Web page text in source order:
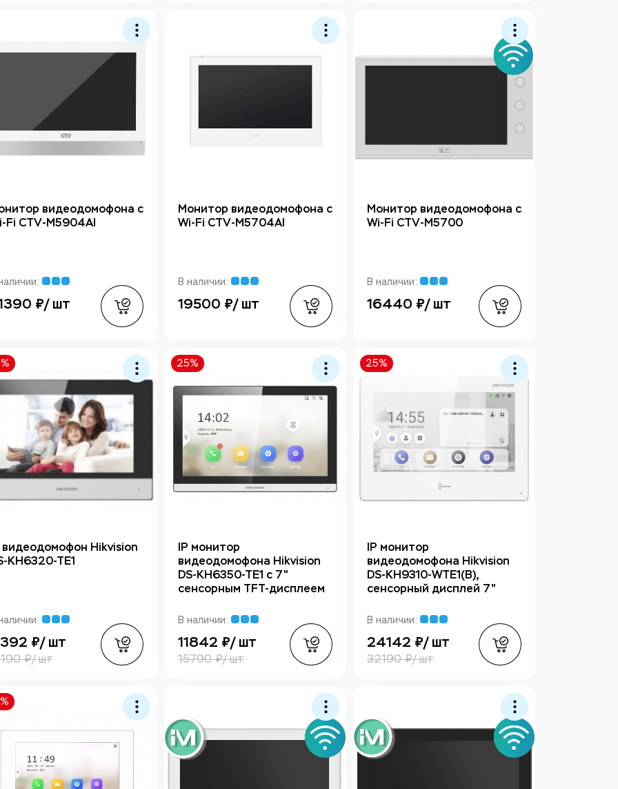
видеодомофона с
Fi CTV-M5904AI
₽/ шт
Монитор видеодомофона с
Wi-Fi CTV-M5704AI
В наличии:
19500 ₽/ шт
Монитор видеодомофона с
Wi-Fi CTV-M5700
В наличии:
16440 ₽/ шт
видеодомофон Hikvision
KH6320-TE1
₽/ шт
₽/ шт
25%
IP монитор
видеодомофона Hikvision
DS-KH6350-TE1 с 7"
сенсорным TFT-дисплеем
В наличии:
11842 ₽/ шт
15790 ₽/ шт
25%
IP монитор
видеодомофона Hikvision
DS-KH9310-WTE1(B),
сенсорный дисплей 7"
В наличии:
24142 ₽/ шт
32190 ₽/ шт